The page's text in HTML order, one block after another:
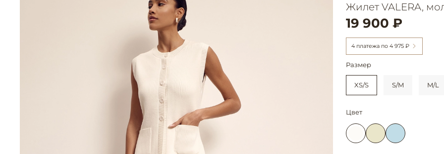
Жилет VALERA,
19 900 ₽
4 платежа по 4 975 ₽
Размер
XS/S S/M M/L
Цвет